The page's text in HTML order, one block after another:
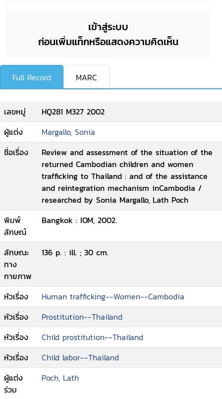
เข้าสู่ระบบ
ก่อนเพิ่มแท็กหรือแสดงความคิดเห็น
Full Record MARC
เลขหมู่
HQ281 M327 2002
ผู้แต่ง
Margallo, Sonia
ชื่อเรื่อง
Review and assessment of the situation of the
returned Cambodian children and women
trafficking to Thailand : and of the assistance
and reintegration mechanism inCambodia /
researched by Sonia Margallo, Lath Poch
พิมพ์
ลักษณ์
Bangkok : IOM, 2002.
ลักษณะ
ทาง
กายภาพ
136 p. : ill. ; 30 cm.
หัวเรื่อง
Human trafficking--Women--Cambodia
หัวเรื่อง
Prostitution--Thailand
หัวเรื่อง
Child prostitution--Thailand
หัวเรื่อง
Child labor--Thailand
ผู้แต่ง
ร่วม
Poch, Lath